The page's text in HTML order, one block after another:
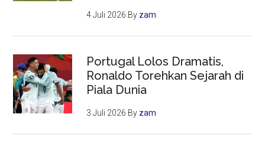
4 Juli 2026 By zam
Portugal Lolos Dramatis,
Ronaldo Torehkan Sejarah di
Piala Dunia
3 Juli 2026 By zam